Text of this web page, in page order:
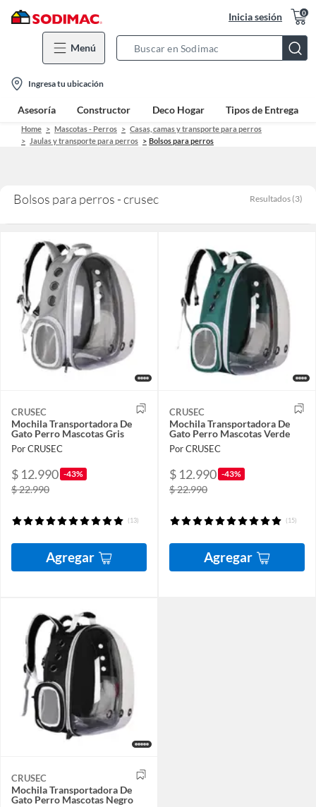
Inicia sesión 0
Menú
Bar
location-
icon
Ingresa tu ubicación
Asesoría Constructor Deco Hogar Tipos de Entrega
Home Mascotas - Perros
Casas, camas y transporte para perros
Jaulas y transporte para perros
Bolsos para perros
Bolsos para perros - crusec Resultados (3)
CRUSEC
Mochila Transportadora De
Gato Perro Mascotas Gris
Por CRUSEC
$ 12.990 -43%
$ 22.990
(13)
Agregar
CRUSEC
Mochila Transportadora De
Gato Perro Mascotas Verde
Por CRUSEC
$ 12.990 -43%
$ 22.990
(15)
Agregar
CRUSEC
Mochila Transportadora De
Gato Perro Mascotas Negro